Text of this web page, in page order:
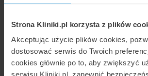
Strona Kliniki.pl korzysta z plików
Akceptując użycie plików cookies,
dostosować serwis do Twoich
cookies głównie po to, aby zwiększyć
serwisu Kliniki.pl, zapewnić
K Katarzyna K
18 września 2022